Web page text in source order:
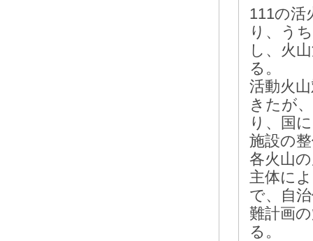
111の活
り、う
し、火
る。
活動火
きたが
り、国
施設の
各火山
主体に
で、自
難計画
る。